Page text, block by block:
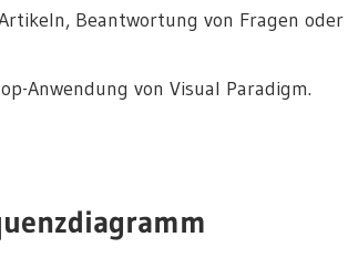
Beantwortung von Fragen oder
Anwendung von Visual Paradigm.